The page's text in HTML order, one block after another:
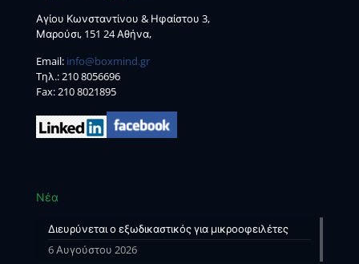
Αγίου Κωνσταντίνου & Ηφαίστου 3,
Μαρούσι, 151 24 Αθήνα,
Email: info@boxmind.gr
Tηλ.:210 8056696
Fax: 210 8021895
Νέα
Διευρύνεται ο εξωδικαστικός για μικροοφειλέτες
6 Αυγούστου 2026